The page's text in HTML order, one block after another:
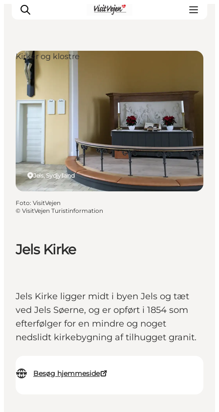
Spise
Sove
Natur
Se og oplev
Events
Udforsk
Jels Kirke
Jels Kirke ligger midt i byen Jels og tæt
ved Jels Søerne, og er opført i 1854 som
efterfølger for en mindre og noget
nedslidt kirkebygning af tilhugget granit.
Besøg hjemmeside
Jels, Sydjylland
Kirker og klostre
Foto: VisitVejen
© VisitVejen Turistinformation